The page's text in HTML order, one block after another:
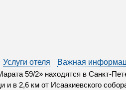
Услуги отеля
Важная
59/2» находятся в Санкт-
и в 2,6 км от Исаакиевского